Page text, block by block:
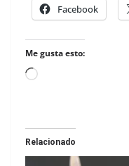
Facebook
Me gusta esto:
Loading…
Relacionado